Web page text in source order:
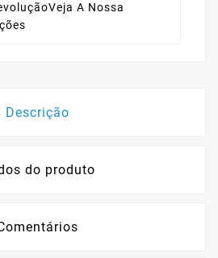
Veja A Nossa
Descrição
do produto